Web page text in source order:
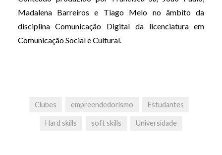
Madalena Barreiros e Tiago Melo no âmbito da
disciplina Comunicação Digital da licenciatura em
Comunicação Social e Cultural.
Clubes empreendedorismo Estudantes
Hard skills soft skills Universidade